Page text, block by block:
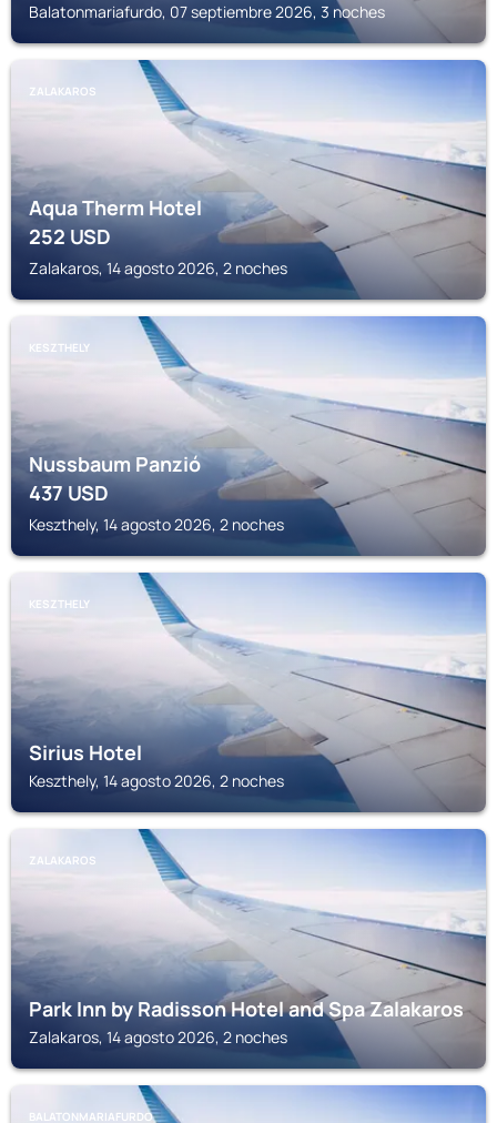
Balatonmariafurdo, 07 septiembre 2026, 3 noches
ZALAKAROS
Aqua Therm Hotel
252USD
Zalakaros, 14 agosto 2026, 2 noches
KESZTHELY
Nussbaum Panzió
437USD
Keszthely, 14 agosto 2026, 2 noches
KESZTHELY
Sirius Hotel
Keszthely, 14 agosto 2026, 2 noches
ZALAKAROS
Park Inn by Radisson Hotel and Spa Zalakaros
Zalakaros, 14 agosto 2026, 2 noches
BALATONMARIAFURDO